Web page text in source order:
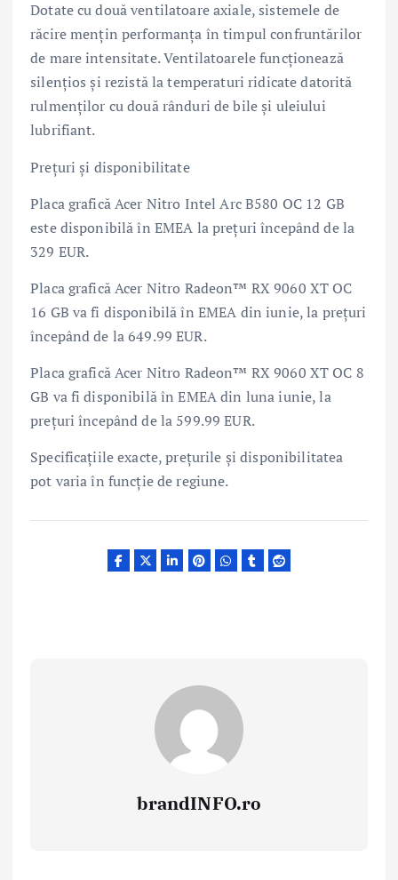
Dotate cu două ventilatoare axiale, sistemele de
răcire mențin performanța în timpul confruntărilor
de mare intensitate. Ventilatoarele funcționează
silențios și rezistă la temperaturi ridicate datorită
rulmenților cu două rânduri de bile și uleiului
lubrifiant.
Prețuri și disponibilitate
Placa grafică Acer Nitro Intel Arc B580 OC 12 GB
este disponibilă în EMEA la prețuri începând de la
329 EUR.
Placa grafică Acer Nitro Radeon™ RX 9060 XT OC
16 GB va fi disponibilă în EMEA din iunie, la prețuri
începând de la 649.99 EUR.
Placa grafică Acer Nitro Radeon™ RX 9060 XT OC 8
GB va fi disponibilă în EMEA din luna iunie, la
prețuri începând de la 599.99 EUR.
Specificațiile exacte, prețurile și disponibilitatea
pot varia în funcție de regiune.
brandINFO.ro